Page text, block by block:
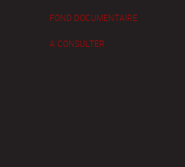
FOND DOCUMENTAIRE
A CONSULTER